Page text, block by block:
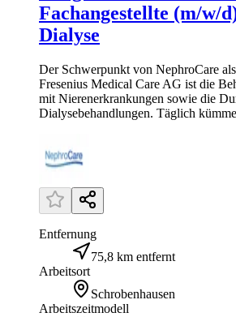
Fachangestellte (m/w/
Dialyse
Der Schwerpunkt von NephroCare
Fresenius Medical Care AG ist die
mit Nierenerkrankungen sowie die
Dialysebehandlungen. Täglich
Entfernung
75,8 km entfernt
Arbeitsort
Schrobenhausen
Arbeitszeitmodell